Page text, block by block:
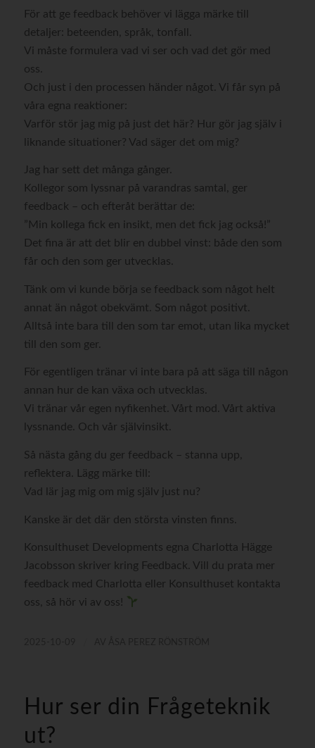
För att ge feedback behöver vi lägga märke till
detaljer: beteenden, språk, tonfall.
Vi måste formulera vad vi ser och vad det gör med
oss.
Och just i den processen händer något. Vi får syn på
våra egna reaktioner:
Varför stör jag mig på just det här? Hur gör jag själv i
liknande situationer? Vad säger det om mig?
Jag har sett det många gånger.
Kollegor som lyssnar på varandras samtal, ger
feedback – och efteråt berättar de:
”Min kollega fick en insikt, men det fick jag också!”
Det fina är att det blir en dubbel vinst: både den som
får och den som ger utvecklas.
Tänk om vi kunde börja se feedback som något helt
annat än något obekvämt. Som något positivt.
Alltså inte bara till den som tar emot, utan lika mycket
till den som ger.
För egentligen tränar vi inte bara på att säga till någon
annan hur de kan växa och utvecklas.
Vi tränar vår egen nyfikenhet. Vårt mod. Vårt aktiva
lyssnande. Och vår självinsikt.
Så nästa gång du ger feedback – stanna upp,
reflektera. Lägg märke till:
Vad lär jag mig om mig själv just nu?
Kanske är det där den största vinsten finns.
Konsulthuset Developments egna Charlotta Hägge
Jacobsson skriver kring Feedback. Vill du prata mer
feedback med Charlotta eller Konsulthuset kontakta
oss, så hör vi av oss!
Hur ser din Frågeteknik
ut?